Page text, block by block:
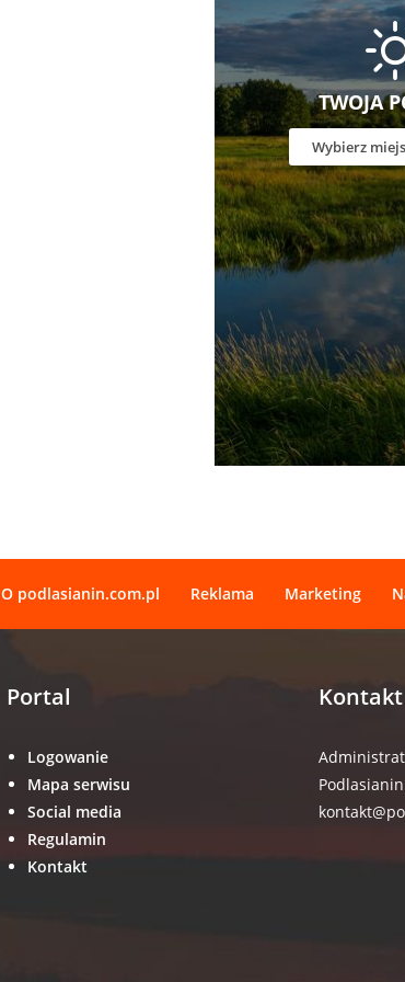
TWOJA
Wybierz
O podlasianin.com.pl Reklama Marketing
Portal
Logowanie
Mapa serwisu
Social media
Regulamin
Kontakt
Kontakt